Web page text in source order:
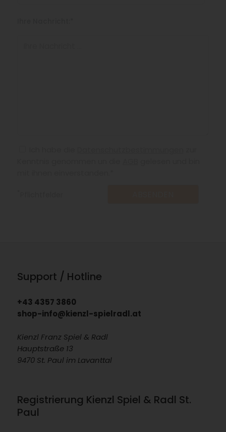
Support / Hotline
+43 4357 3860
shop-info@kienzl-spielradl.at
Kienzl Franz Spiel & Radl
Hauptstraße 13
9470 St. Paul im Lavanttal
Registrierung Kienzl Spiel & Radl St.
Paul